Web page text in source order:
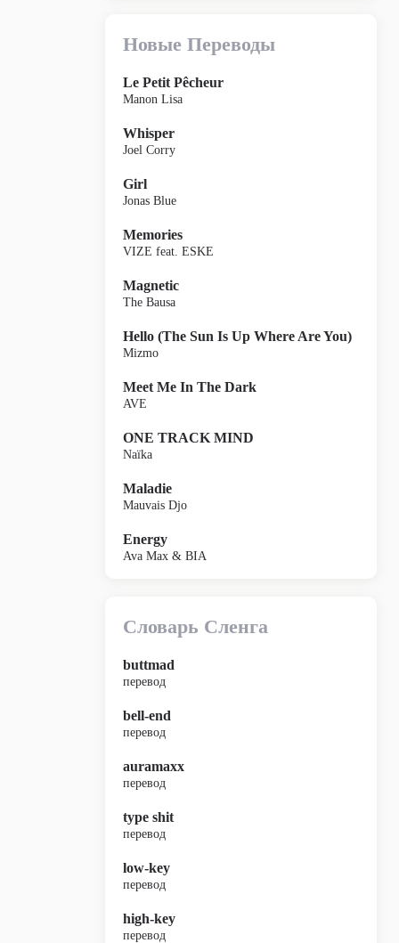
Новые Переводы
Le Petit Pêcheur
Manon Lisa
Whisper
Joel Corry
Girl
Jonas Blue
Memories
VIZE feat. ESKE
Magnetic
The Bausa
Hello (The Sun Is Up Where Are You)
Mizmo
Meet Me In The Dark
AVE
ONE TRACK MIND
Naïka
Maladie
Mauvais Djo
Energy
Ava Max & BIA
Словарь Сленга
buttmad
перевод
bell-end
перевод
auramaxx
перевод
type shit
перевод
low-key
перевод
high-key
перевод